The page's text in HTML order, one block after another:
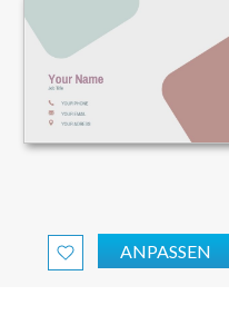
ANPASSEN